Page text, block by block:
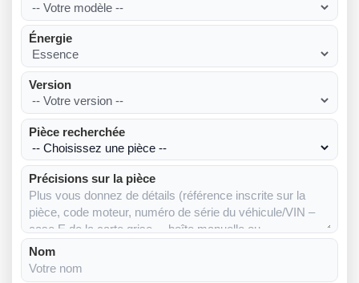
Énergie
Version
Pièce recherchée
Précisions sur la pièce
Nom